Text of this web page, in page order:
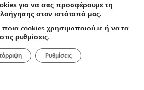
για να σας προσφέρουμε τη
στον ιστότοπό μας.
ποια cookies χρησιμοποιούμε ή να τα
ρυθμίσεις.
Ρυθμίσεις